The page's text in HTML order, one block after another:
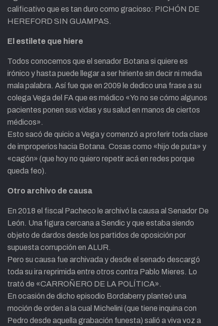
calificativo que es tan duro como gracioso: PICHÓN DE
HEREFORD SIN GUAMPAS.
El estilete que hiere
Todos conocemos que el senador Botana si quiere es
irónico y hasta puede llegar a ser hiriente sin decir ni media
mala palabra. Así fue que en 2009 le dedico una frase a su
colega Vega del FA que es médico «Yo no se cómo algunos
pacientes ponen sus vidas y su salud en manos de ciertos
médicos».
Esto sacó de quicio a Vega y comenzó a proferir toda clase
de improperios hacia Botana. Cosas como «hijo de puta» y
«cagón» (que hoy no quiero repetir acá en redes porque
queda feo).
Otro archivo de causa
En 2018 el fiscal Pacheco le archivó la causa al Senador De
León. Una figura cercana a Sendic y que estaba siendo
objeto de dardos desde los partidos de oposición por
supuesta corrupción en ALUR.
Pero su causa fue archivada y desde el senado descargó
toda su ira reprimida entre otros contra Pablo Mieres. Lo
trató de «CARROÑERO DE LA POLÍTICA».
En ocasión de dicho episodio Bordaberry planteó una
moción de orden a la cual Michelini (que tiene inquina con
Pedro desde aquella grabación funesta) salió a viva voz a